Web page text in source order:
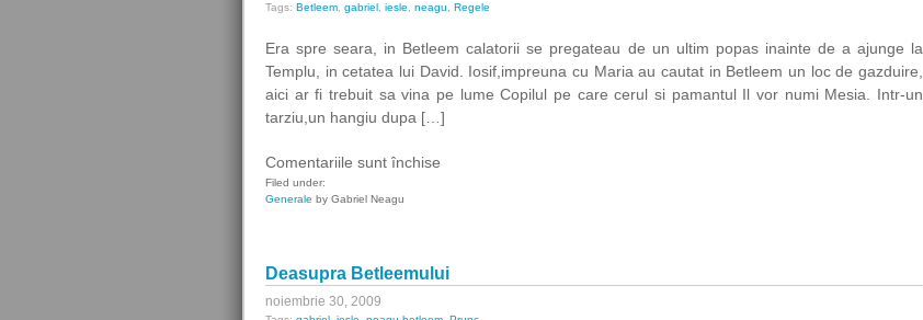
Tags: Betleem gabriel iesle neagu Regele
Era spre seara, in Betleem calatorii se pregateau de un ultim popas inainte de a ajunge la
Templu, in cetatea lui David. Iosif,impreuna cu Maria au cautat in Betleem un loc de gazduire,
aici ar fi trebuit sa vina pe lume Copilul pe care cerul si pamantul Il vor numi Mesia. Intr-un
tarziu,un hangiu dupa […]
Comentariile sunt închise
Filed under:
Generale by Gabriel Neagu
Deasupra Betleemului
noiembrie 30, 2009